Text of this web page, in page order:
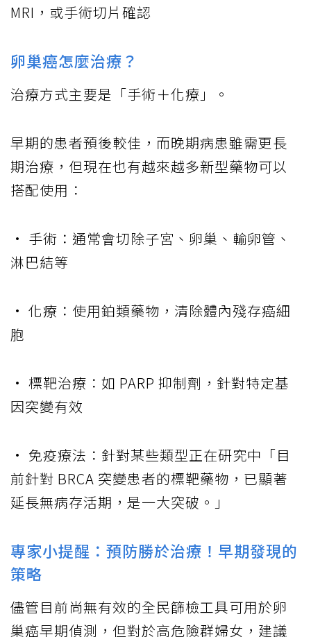
MRI，或手術切片確認
卵巢癌怎麼治療？
治療方式主要是「手術＋化療」。
早期的患者預後較佳，而晚期病患雖需更長
期治療，但現在也有越來越多新型藥物可以
搭配使用：
• 手術：通常會切除子宮、卵巢、輸卵管、
淋巴結等
• 化療：使用鉑類藥物，清除體內殘存癌細
胞
• 標靶治療：如 PARP 抑制劑，針對特定基
因突變有效
• 免疫療法：針對某些類型正在研究中「目
前針對 BRCA 突變患者的標靶藥物，已顯著
延長無病存活期，是一大突破。」
專家小提醒：預防勝於治療！早期發現的
策略
儘管目前尚無有效的全民篩檢工具可用於卵
巢癌早期偵測，但對於高危險群婦女，建議